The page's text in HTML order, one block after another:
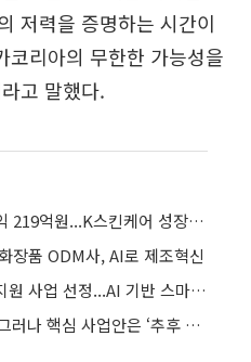
저력을 증명하는 시간이
코리아의 무한한 가능성을
고 말했다.
코스메카코리아 1분기 영업익 219억원...K스킨케어 성장 속 78%↑
장품 ODM사, AI로 제조혁신
코스메카코리아, 정부 로봇 지원 사업 선정...AI 기반 스마트팩토리 고도화
싸이월드, 10월 부활 예고…그러나 핵심 사업안은 ‘추후 공개’